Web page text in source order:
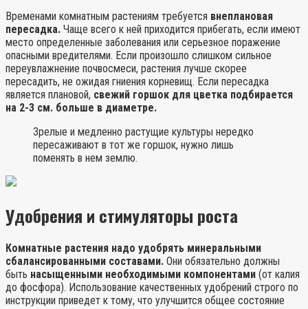
Временами комнатным растениям требуется внеплановая
пересадка. Чаще всего к ней приходится прибегать, если имеют
место определенные заболевания или серьезное поражение
опасными вредителями. Если произошло слишком сильное
переувлажнение почвосмеси, растения лучше скорее
пересадить, не ожидая гниения корневищ. Если пересадка
является плановой, свежий горшок для цветка подбирается
на 2-3 см. больше в диаметре.
Зрелые и медленно растущие культуры нередко
пересаживают в тот же горшок, нужно лишь
поменять в нем землю.
Удобрения и стимуляторы роста
Комнатные растения надо удобрять минеральными
сбалансированными составами. Они обязательно должны
быть насыщенными необходимыми компонентами (от калия
до фосфора). Использование качественных удобрений строго по
инструкции приведет к тому, что улучшится общее состояние